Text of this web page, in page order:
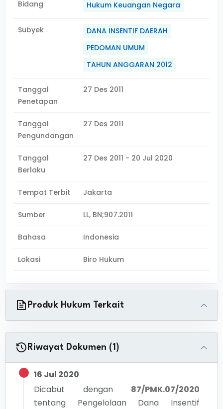
Bidang Hukum Keuangan Negara
Subyek
DANA INSENTIF DAERAH
PEDOMAN UMUM
TAHUN ANGGARAN 2012
Tanggal
Penetapan
27 Des 2011
Tanggal
Pengundangan
27 Des 2011
Tanggal
Berlaku
27 Des 2011 - 20 Jul 2020
Tempat Terbit Jakarta
Sumber LL, BN;907.2011
Bahasa Indonesia
Lokasi Biro Hukum
Produk Hukum Terkait
Riwayat Dokumen (1)
16 Jul 2020
Dicabut dengan
87/PMK.07/2020
tentang Pengelolaan Dana Insentif